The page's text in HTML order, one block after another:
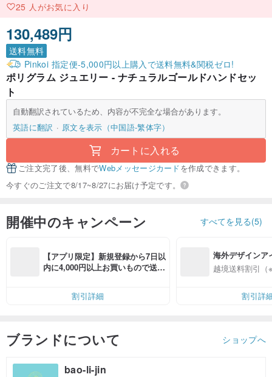
25 人がお気に入り
130,489円
送料無料
Pinkoi 指定便-5,000円以上購入で送料無料&関税ゼロ!
ポリグラム ジュエリー - ナチュラルゴールドハンドセッ
ト
自動翻訳されているため、内容が不完全な場合があります。
英語に翻訳
原文を表示（中国語-繁体字）
カートに入れる
ご注文完了後、無料でWebメッセージカードを作成できます。
今すぐのご注文で8/17~8/27にお届け予定です。
開催中のキャンペーン すべてを見る(5)
【アプリ限定】新規登録から7日以
内に4,000円以上お買いもので送料
割引詳細
海外デザインア
入
越境送料割引（
割引詳
ブランドについて ショップへ
bao-li-jin